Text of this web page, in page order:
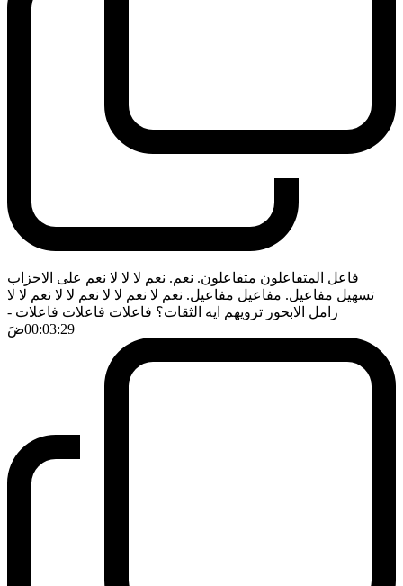
فاعل المتفاعلون متفاعلون. نعم. نعم لا لا لا نعم على الاحزاب
تسهيل مفاعيل. مفاعيل مفاعيل. نعم لا نعم لا لا نعم لا لا نعم لا لا
رامل الابحور ترويهم ايه الثقات؟ فاعلات فاعلات فاعلات -
00:03:29ضَ